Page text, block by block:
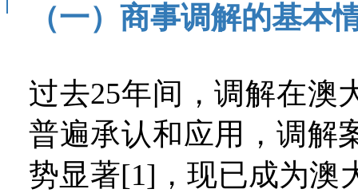
（一）商事调解的基本
过去25年间，调解在澳
普遍承认和应用，调解
势显著[1]，现已成为澳